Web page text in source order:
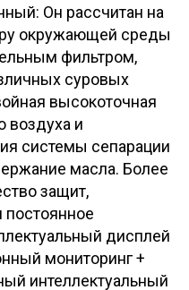
Он рассчитан на
окружающей среды
фильтром,
суровых
высокоточная
воздуха и
системы сепарации
масла. Более
защит,
постоянное
дисплей
мониторинг +
интеллектуальный